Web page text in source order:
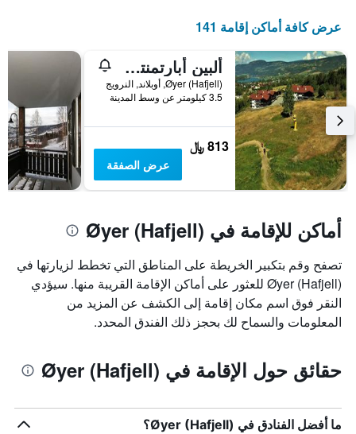
عرض كافة أماكن إقامة 141
ألبين أبارتمنتس سولسيدن
Øyer (Hafjell), أوبلاند, النرويج
3.5 كيلومتر عن وسط المدينة
813 ﷼
عرض الصفقة
أماكن للإقامة في Øyer (Hafjell)
تصفح وقم بتكبير الخريطة على المناطق التي تخطط لزيارتها في
Øyer (Hafjell) للعثور على أماكن الإقامة القريبة منها. سيؤدي
النقر فوق اسم مكان إقامة إلى الكشف عن المزيد من
المعلومات والسماح لك بحجز ذلك الفندق المحدد.
حقائق حول الإقامة في Øyer (Hafjell)
ما أفضل الفنادق في Øyer (Hafjell)؟